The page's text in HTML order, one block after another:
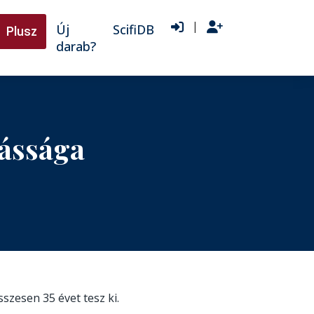
Plusz
Új
darab?
ScifiDB |
35 évet tesz ki.